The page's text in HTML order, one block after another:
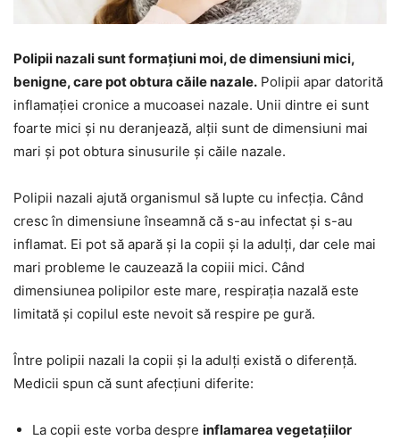
Polipii nazali sunt formațiuni moi, de dimensiuni mici,
benigne, care pot obtura căile nazale. Polipii apar datorită
inflamației cronice a mucoasei nazale. Unii dintre ei sunt
foarte mici și nu deranjează, alții sunt de dimensiuni mai
mari și pot obtura sinusurile și căile nazale.
Polipii nazali ajută organismul să lupte cu infecția. Când
cresc în dimensiune înseamnă că s-au infectat și s-au
inflamat. Ei pot să apară și la copii și la adulți, dar cele mai
mari probleme le cauzează la copiii mici. Când
dimensiunea polipilor este mare, respirația nazală este
limitată și copilul este nevoit să respire pe gură.
Între polipii nazali la copii și la adulți există o diferență.
Medicii spun că sunt afecțiuni diferite:
La copii este vorba despre inflamarea vegetațiilor